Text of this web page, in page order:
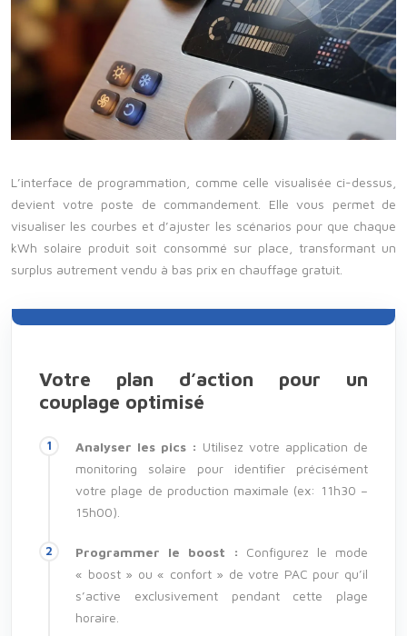
L’interface de programmation, comme celle visualisée ci-dessus,
devient votre poste de commandement. Elle vous permet de
visualiser les courbes et d’ajuster les scénarios pour que chaque
kWh solaire produit soit consommé sur place, transformant un
surplus autrement vendu à bas prix en chauffage gratuit.
Votre plan d’action pour un
couplage optimisé
Analyser les pics : Utilisez votre application de
monitoring solaire pour identifier précisément
votre plage de production maximale (ex: 11h30 –
15h00).
Programmer le boost : Configurez le mode
« boost » ou « confort » de votre PAC pour qu’il
s’active exclusivement pendant cette plage
horaire.